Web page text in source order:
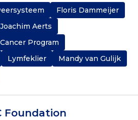
Floris Dammeijer
Joachim Aerts
Program
Lymfeklier
Mandy van Gulijk
Foundation